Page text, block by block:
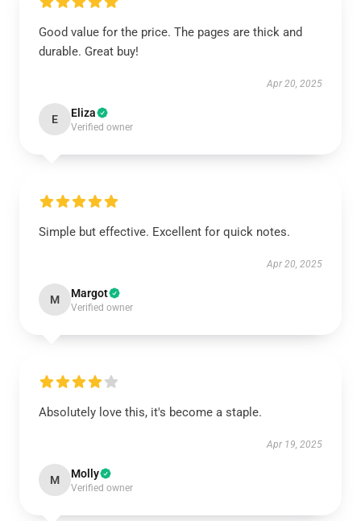
Good value for the price. The pages are thick and
durable. Great buy!
Apr 20, 2025
E Eliza
Verified owner
Simple but effective. Excellent for quick notes.
Apr 20, 2025
M Margot
Verified owner
Absolutely love this, it's become a staple.
Apr 19, 2025
M Molly
Verified owner